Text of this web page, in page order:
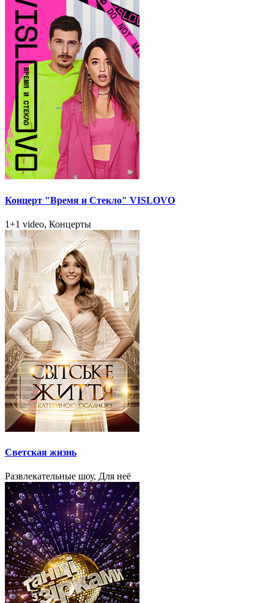
Концерт "Время и Стекло" VISLOVO
1+1 video, Концерты
Светская жизнь
Развлекательные шоу, Для неё